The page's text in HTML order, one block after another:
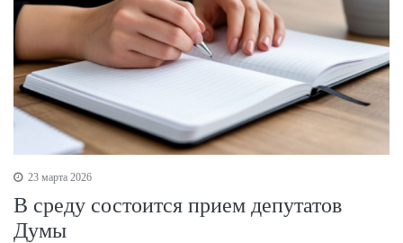
23 марта 2026
В среду состоится прием депутатов
Думы